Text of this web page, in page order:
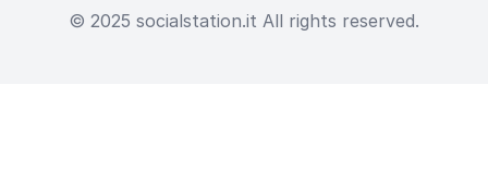
© 2025 socialstation.it All rights reserved.